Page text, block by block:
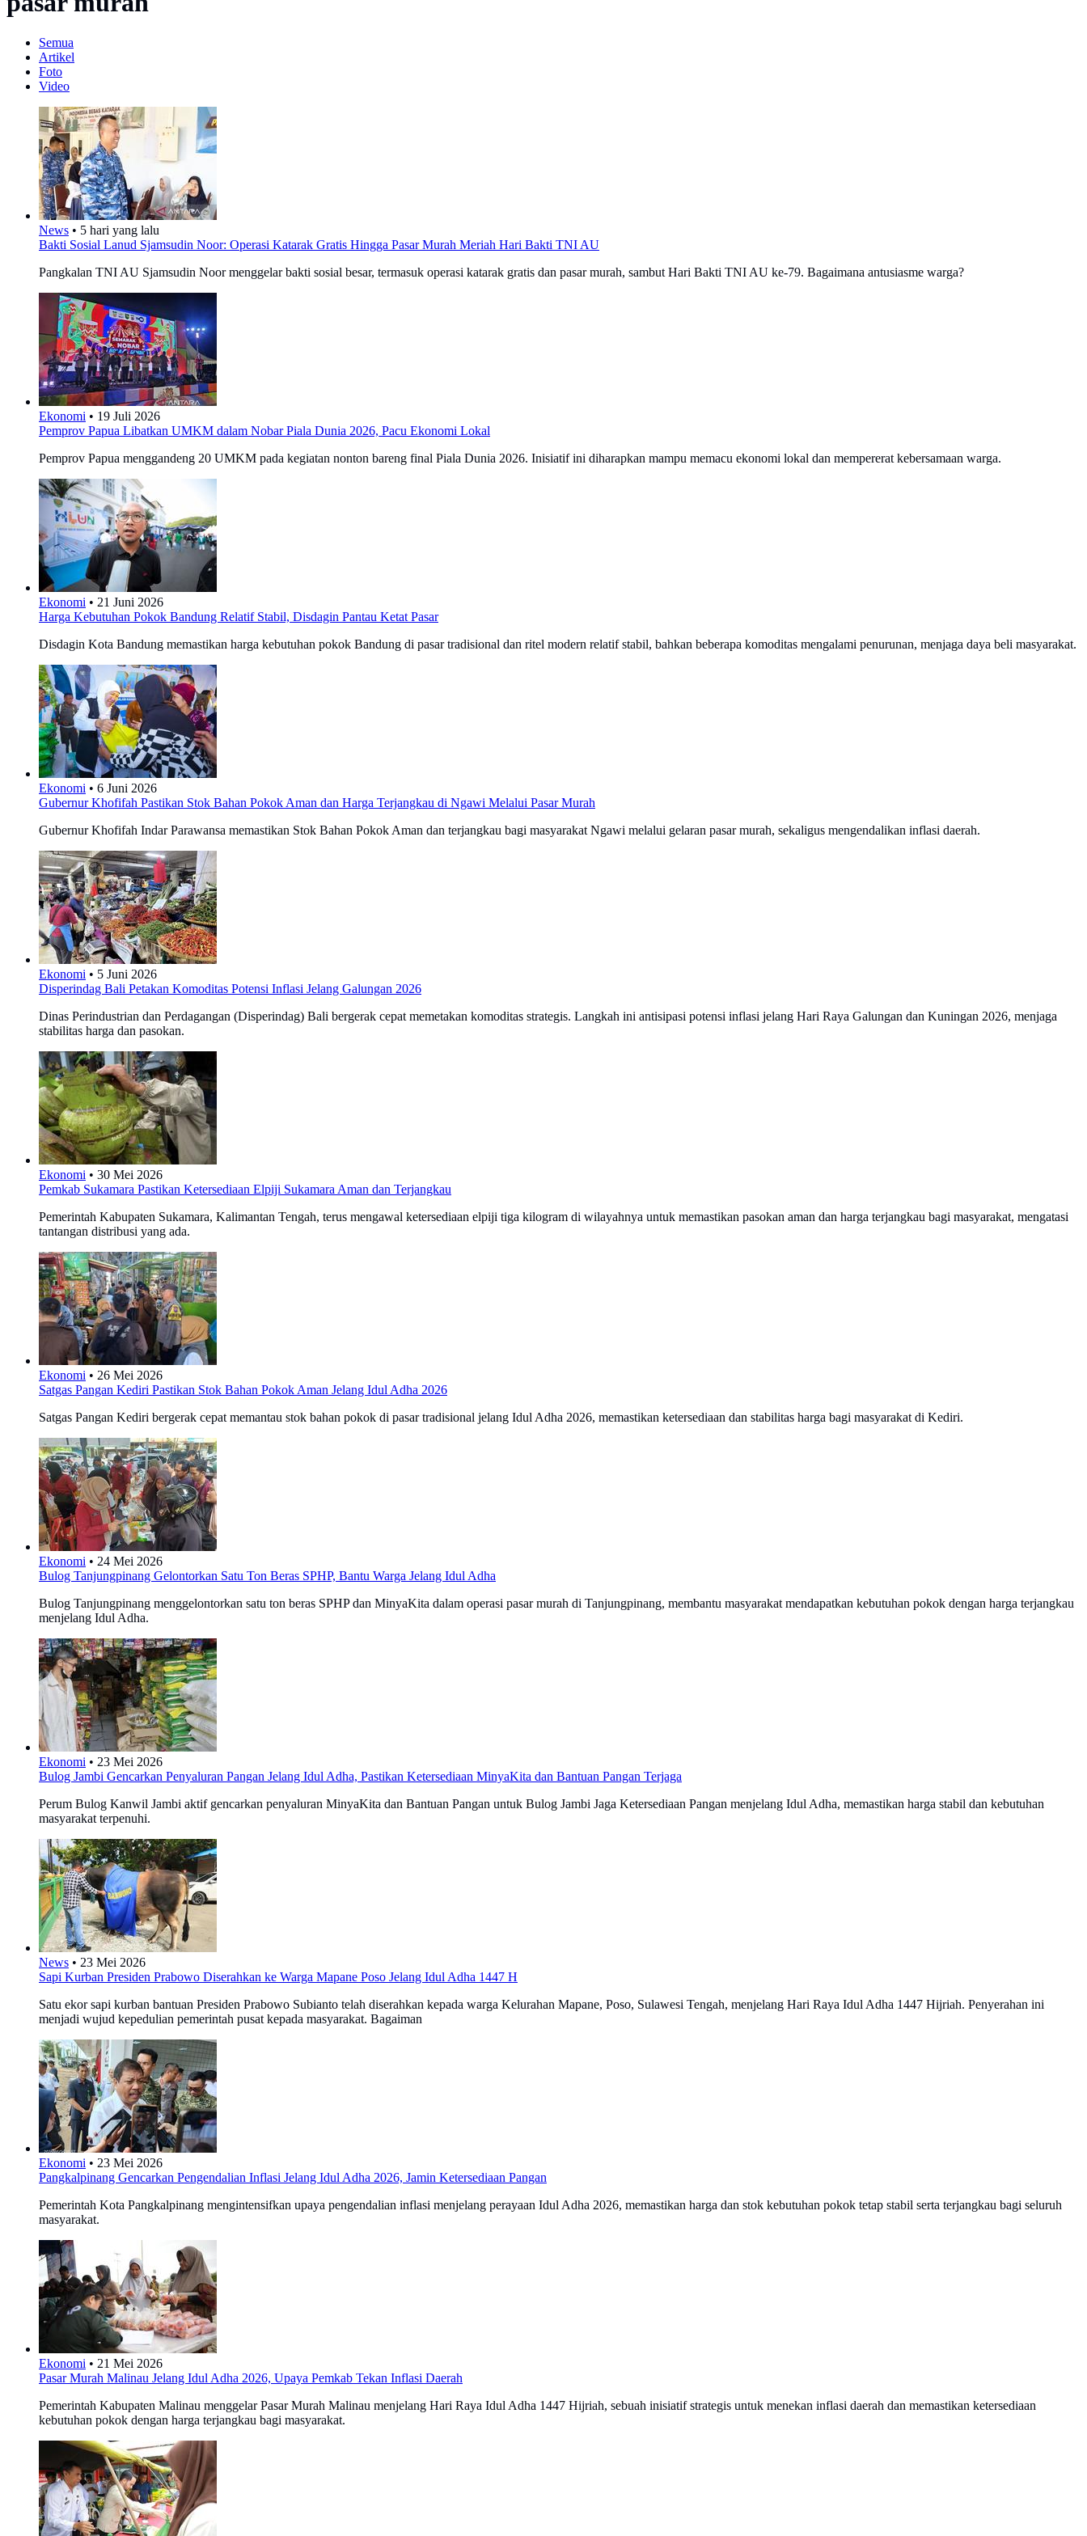
Semua
Artikel
Foto
Video
News • 5 hari yang lalu
Bakti Sosial Lanud Sjamsudin Noor: Operasi Katarak Gratis Hingga Pasar Murah Meriah Hari Bakti TNI AU
Pangkalan TNI AU Sjamsudin Noor menggelar bakti sosial besar, termasuk operasi katarak gratis dan pasar murah, sambut Hari Bakti TNI AU ke-79. Bagaimana antusiasme warga?
Ekonomi • 19 Juli 2026
Pemprov Papua Libatkan UMKM dalam Nobar Piala Dunia 2026, Pacu Ekonomi Lokal
Pemprov Papua menggandeng 20 UMKM pada kegiatan nonton bareng final Piala Dunia 2026. Inisiatif ini diharapkan mampu memacu ekonomi lokal dan mempererat kebersamaan warga.
Ekonomi • 21 Juni 2026
Harga Kebutuhan Pokok Bandung Relatif Stabil, Disdagin Pantau Ketat Pasar
Disdagin Kota Bandung memastikan harga kebutuhan pokok Bandung di pasar tradisional dan ritel modern relatif stabil, bahkan beberapa komoditas mengalami penurunan, menjaga daya beli masyarakat.
Ekonomi • 6 Juni 2026
Gubernur Khofifah Pastikan Stok Bahan Pokok Aman dan Harga Terjangkau di Ngawi Melalui Pasar Murah
Gubernur Khofifah Indar Parawansa memastikan Stok Bahan Pokok Aman dan terjangkau bagi masyarakat Ngawi melalui gelaran pasar murah, sekaligus mengendalikan inflasi daerah.
Ekonomi • 5 Juni 2026
Disperindag Bali Petakan Komoditas Potensi Inflasi Jelang Galungan 2026
Dinas Perindustrian dan Perdagangan (Disperindag) Bali bergerak cepat memetakan komoditas strategis. Langkah ini antisipasi potensi inflasi jelang Hari Raya Galungan dan Kuningan 2026, menjaga
stabilitas harga dan pasokan.
Ekonomi • 30 Mei 2026
Pemkab Sukamara Pastikan Ketersediaan Elpiji Sukamara Aman dan Terjangkau
Pemerintah Kabupaten Sukamara, Kalimantan Tengah, terus mengawal ketersediaan elpiji tiga kilogram di wilayahnya untuk memastikan pasokan aman dan harga terjangkau bagi masyarakat, mengatasi
tantangan distribusi yang ada.
Ekonomi • 26 Mei 2026
Satgas Pangan Kediri Pastikan Stok Bahan Pokok Aman Jelang Idul Adha 2026
Satgas Pangan Kediri bergerak cepat memantau stok bahan pokok di pasar tradisional jelang Idul Adha 2026, memastikan ketersediaan dan stabilitas harga bagi masyarakat di Kediri.
Ekonomi • 24 Mei 2026
Bulog Tanjungpinang Gelontorkan Satu Ton Beras SPHP, Bantu Warga Jelang Idul Adha
Bulog Tanjungpinang menggelontorkan satu ton beras SPHP dan MinyaKita dalam operasi pasar murah di Tanjungpinang, membantu masyarakat mendapatkan kebutuhan pokok dengan harga terjangkau
menjelang Idul Adha.
Ekonomi • 23 Mei 2026
Bulog Jambi Gencarkan Penyaluran Pangan Jelang Idul Adha, Pastikan Ketersediaan MinyaKita dan Bantuan Pangan Terjaga
Perum Bulog Kanwil Jambi aktif gencarkan penyaluran MinyaKita dan Bantuan Pangan untuk Bulog Jambi Jaga Ketersediaan Pangan menjelang Idul Adha, memastikan harga stabil dan kebutuhan
masyarakat terpenuhi.
News • 23 Mei 2026
Sapi Kurban Presiden Prabowo Diserahkan ke Warga Mapane Poso Jelang Idul Adha 1447 H
Satu ekor sapi kurban bantuan Presiden Prabowo Subianto telah diserahkan kepada warga Kelurahan Mapane, Poso, Sulawesi Tengah, menjelang Hari Raya Idul Adha 1447 Hijriah. Penyerahan ini
menjadi wujud kepedulian pemerintah pusat kepada masyarakat. Bagaiman
Ekonomi • 23 Mei 2026
Pangkalpinang Gencarkan Pengendalian Inflasi Jelang Idul Adha 2026, Jamin Ketersediaan Pangan
Pemerintah Kota Pangkalpinang mengintensifkan upaya pengendalian inflasi menjelang perayaan Idul Adha 2026, memastikan harga dan stok kebutuhan pokok tetap stabil serta terjangkau bagi seluruh
masyarakat.
Ekonomi • 21 Mei 2026
Pasar Murah Malinau Jelang Idul Adha 2026, Upaya Pemkab Tekan Inflasi Daerah
Pemerintah Kabupaten Malinau menggelar Pasar Murah Malinau menjelang Hari Raya Idul Adha 1447 Hijriah, sebuah inisiatif strategis untuk menekan inflasi daerah dan memastikan ketersediaan
kebutuhan pokok dengan harga terjangkau bagi masyarakat.